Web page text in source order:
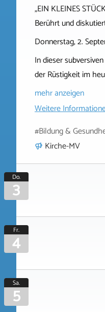
„EIN KLEINES
Berührt und
Donnerstag, 2.
In dieser
der Rüstigkeit im
mehr anzeigen
Weitere
#Bildung &
Kirche-MV
Do.
3
Fr.
4
Sa.
5